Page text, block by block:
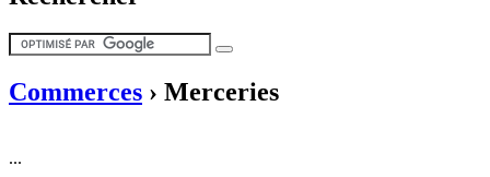
Commerces › Merceries
...